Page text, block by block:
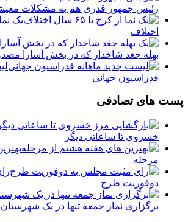
رئیس جمهور قدری هم به مشکلات
اختلاف
بهله جغد شاخدار که در بخش آسارا
فدراسیون جهانی
پست های تصادفی
خسروی تا ساعاتی دیگر
مرحله
دوفوریت طرح
برگزاری نماز جمعه تنها در یک شهرستان